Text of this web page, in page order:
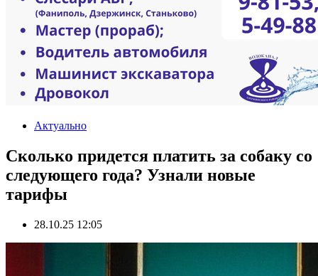
Актуально
Сколько придется платить за собаку со
следующего года? Узнали новые
тарифы
28.10.25 12:05